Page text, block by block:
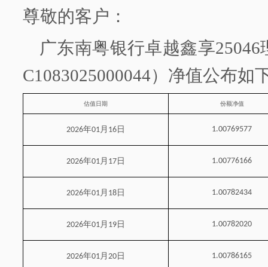
尊敬的客户：
广东南粤银行卓越鑫享25046
C1083025000044）净值公布如
估值日期 份额净值
2026年01月 16 日 1.00769577
2026年01月 17 日 1.00776166
2026年01月 18 日 1.00782434
2026年01月 19 日 1.00782020
2026年01月 20 日 1.00786165